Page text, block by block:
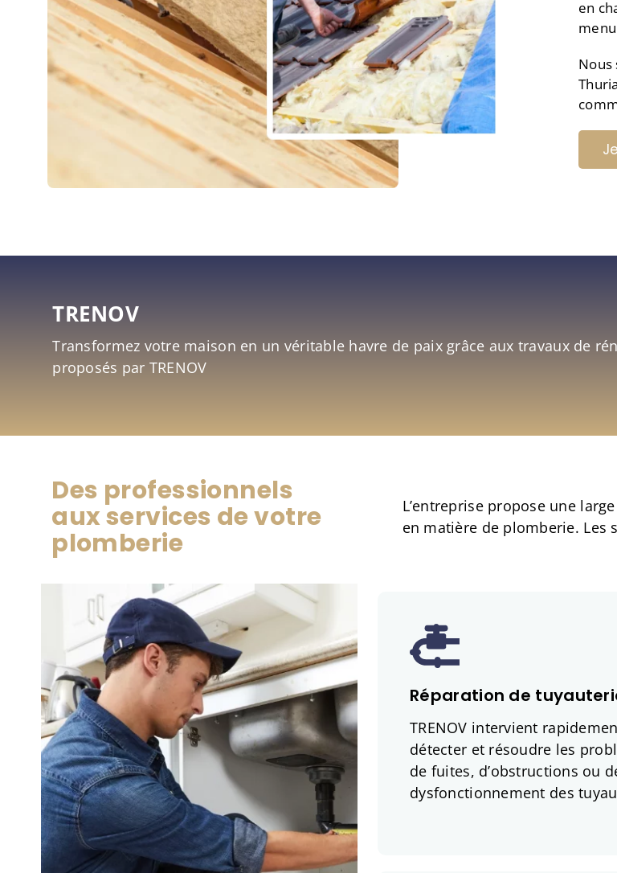
en
Nous
TRENOV
Transformez votre maison en un véritable havre de paix grâce aux travaux de
proposés par TRENOV
Des professionnels
aux services de votre
plomberie
L’entreprise propose une
en matière de plomberie. Les
Réparation de
TRENOV intervient
détecter et résoudre les
de fuites, d’obstructions ou
dysfonctionnement des